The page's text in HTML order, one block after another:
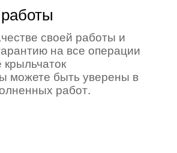
своей работы и
на все операции
можете быть уверены в
работ.